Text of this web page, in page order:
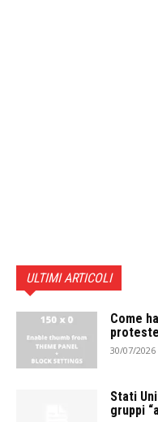
ULTIMI ARTICOLI
Come
30/07/2026
Stati
gruppi